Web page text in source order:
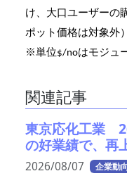
け、大口ユーザーの
ポット価格は対象外）
※単位$/noはモジュ
関連記事
東京応化工業
の好業績で、再
2026/08/07 企業動